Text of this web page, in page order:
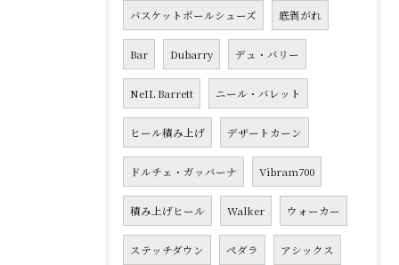
バスケットボールシューズ 底剥がれ
Bar Dubarry デュ・バリー
NeIL Barrett ニール・バレット
ヒール積み上げ デザートカーン
ドルチェ・ガッバーナ Vibram700
積み上げヒール Walker ウォーカー
ステッチダウン ペダラ アシックス